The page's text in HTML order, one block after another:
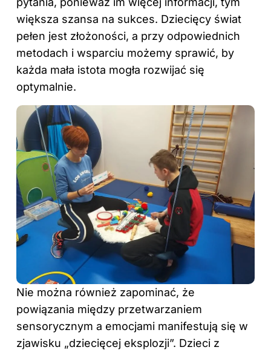
większa szansa na sukces. Dziecięcy świat
pełen jest złożoności, a przy odpowiednich
metodach i wsparciu możemy sprawić, by
każda mała istota mogła rozwijać się
optymalnie.
Nie można również zapominać, że
powiązania między przetwarzaniem
sensorycznym a emocjami manifestują się w
zjawisku „dziecięcej eksplozji”. Dzieci z